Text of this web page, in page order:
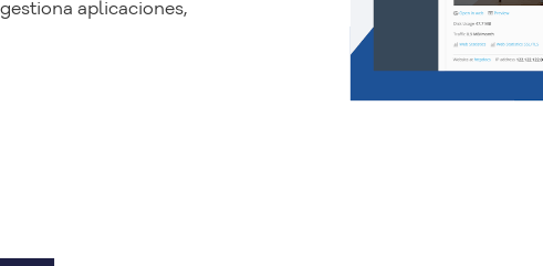
aplicaciones,